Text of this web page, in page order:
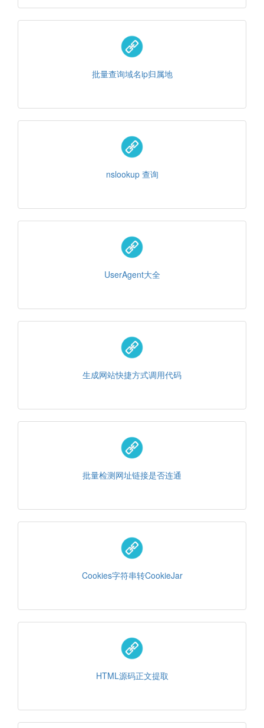
批量查询域名ip归属地
nslookup 查询
UserAgent大全
生成网站快捷方式调用代码
批量检测网址链接是否连通
Cookies字符串转CookieJar
HTML源码正文提取